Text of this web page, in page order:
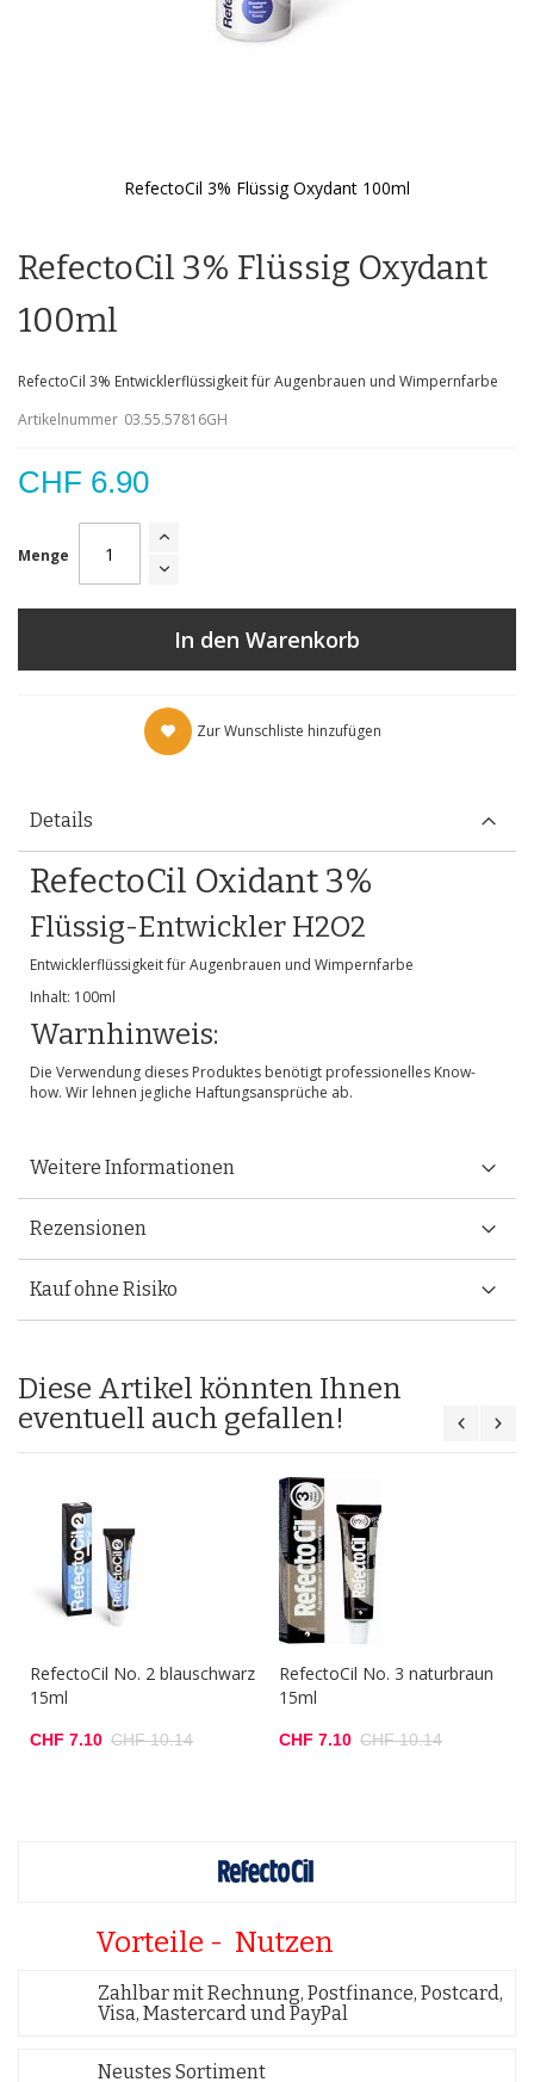
RefectoCil 3% Flüssig Oxydant 100ml
der
Bildgalerie
RefectoCil 3% Flüssig Oxydant
100ml
RefectoCil 3% Entwicklerflüssigkeit für Augenbrauen und Wimpernfarbe
Artikelnummer 03.55.57816GH
CHF 6.90
Menge
In den Warenkorb
Zur Wunschliste hinzufügen
Vorteile - Nutzen
Zahlbar mit Rechnung, Postfinance, Postcard,
Visa, Mastercard und PayPal
Neustes Sortiment
Details
RefectoCil Oxidant 3%
Flüssig-Entwickler H2O2
Entwicklerflüssigkeit für Augenbrauen und Wimpernfarbe
Inhalt: 100ml
Warnhinweis:
Die Verwendung dieses Produktes benötigt professionelles Know-
how. Wir lehnen jegliche Haftungsansprüche ab.
Weitere Informationen
Rezensionen
Kauf ohne Risiko
Diese Artikel könnten Ihnen
eventuell auch gefallen!
RefectoCil No. 2 blauschwarz
15ml
CHF 7.10 CHF 10.14
RefectoCil No. 3 naturbraun
15ml
CHF 7.10 CHF 10.14